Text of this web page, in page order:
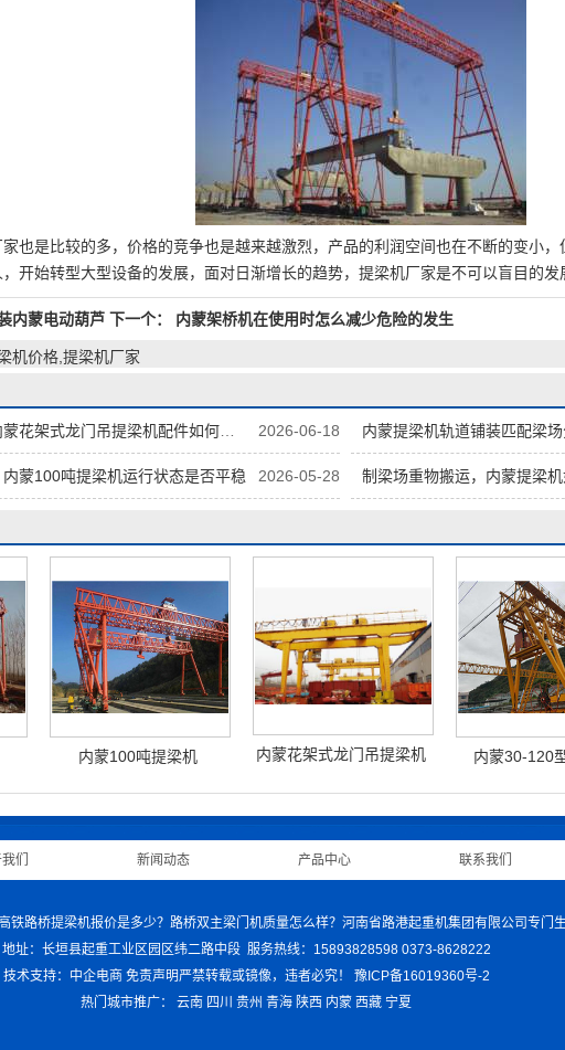
是比较的多，价格的竞争也是越来越激烈，产品的利润空间也在不断的变小，
开始转型大型设备的发展，面对日渐增长的趋势，提梁机厂家是不可以盲目的
内蒙电动葫芦 下一个： 内蒙架桥机在使用时怎么减少危险的发生
机价格,提梁机厂家
2026-06-18
架式龙门吊提梁机配件如何存放 内蒙提梁机轨道铺装匹配梁
2026-05-28
蒙100吨提梁机运行状态是否平稳 制梁场重物搬运，内蒙提梁
内蒙100吨提梁机 内蒙花架式龙门吊提梁机 内蒙30-120
们 新闻动态 产品中心 联系我们
路桥提梁机报价是多少？路桥双主梁门机质量怎么样？河南省路港起重机集团有限公司专门
地址：长垣县起重工业区园区纬二路中段 服务热线：15893828598 0373-8628222
技术支持：中企电商 免责声明严禁转载或镜像，违者必究！ 豫ICP备16019360号-2
热门城市推广： 云南 四川 贵州 青海 陕西 内蒙 西藏 宁夏